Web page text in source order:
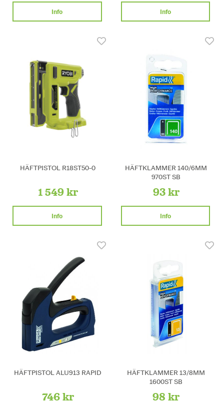
Info Info
HÄFTPISTOL R18ST50-0
1 549 kr
Info
HÄFTKLAMMER 140/6MM
970ST SB
93 kr
Info
HÄFTPISTOL ALU913 RAPID
746 kr
HÄFTKLAMMER 13/8MM
1600ST SB
98 kr